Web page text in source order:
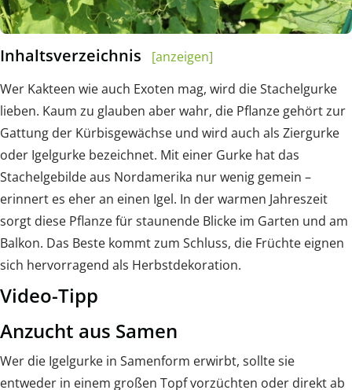
Inhaltsverzeichnis
[anzeigen]
Wer Kakteen wie auch Exoten mag, wird die Stachelgurke
lieben. Kaum zu glauben aber wahr, die Pflanze gehört zur
Gattung der Kürbisgewächse und wird auch als Ziergurke
oder Igelgurke bezeichnet. Mit einer Gurke hat das
Stachelgebilde aus Nordamerika nur wenig gemein –
erinnert es eher an einen Igel. In der warmen Jahreszeit
sorgt diese Pflanze für staunende Blicke im Garten und am
Balkon. Das Beste kommt zum Schluss, die Früchte eignen
sich hervorragend als Herbstdekoration.
Video-Tipp
Anzucht aus Samen
Wer die Igelgurke in Samenform erwirbt, sollte sie
entweder in einem großen Topf vorzüchten oder direkt ab